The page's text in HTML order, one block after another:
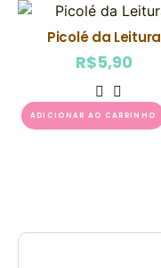
Picolé da Leitura
R$5,90
ADICIONAR AO CARRINHO